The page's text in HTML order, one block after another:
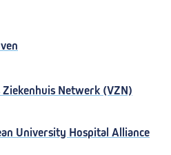
Ziekenhuis Netwerk (VZN)
University Hospital Alliance